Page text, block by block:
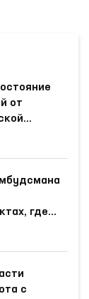
от
где
с